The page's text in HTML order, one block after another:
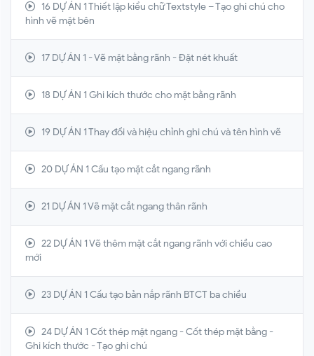
16 DỰ ÁN 1 Thiết lập kiểu chữ Textstyle – Tạo ghi chú cho
hình vẽ mặt bên
17 DỰ ÁN 1 - Vẽ mặt bằng rãnh - Đặt nét khuất
18 DỰ ÁN 1 Ghi kích thước cho mặt bằng rãnh
19 DỰ ÁN 1 Thay đổi và hiệu chỉnh ghi chú và tên hình vẽ
20 DỰ ÁN 1 Cấu tạo mặt cắt ngang rãnh
21 DỰ ÁN 1 Vẽ mặt cắt ngang thân rãnh
22 DỰ ÁN 1 Vẽ thêm mặt cắt ngang rãnh với chiều cao
mới
23 DỰ ÁN 1 Cấu tạo bản nắp rãnh BTCT ba chiều
24 DỰ ÁN 1 Cốt thép mặt ngang - Cốt thép mặt bằng -
Ghi kích thước - Tạo ghi chú